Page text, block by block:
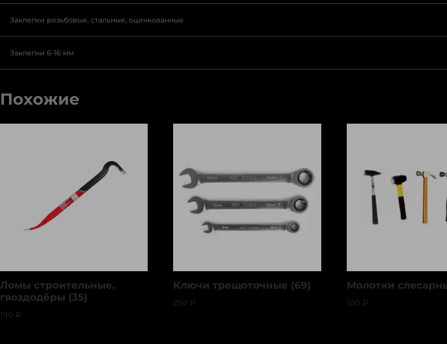
Заклепки резьбовые, стальные, оцинкованные
Заклепки 6-16 мм
Похожие
Ломы строительные,
гвоздодёры (35)
190 ₽
Ключи трещоточные (69)
250 ₽
Молотки
100 ₽